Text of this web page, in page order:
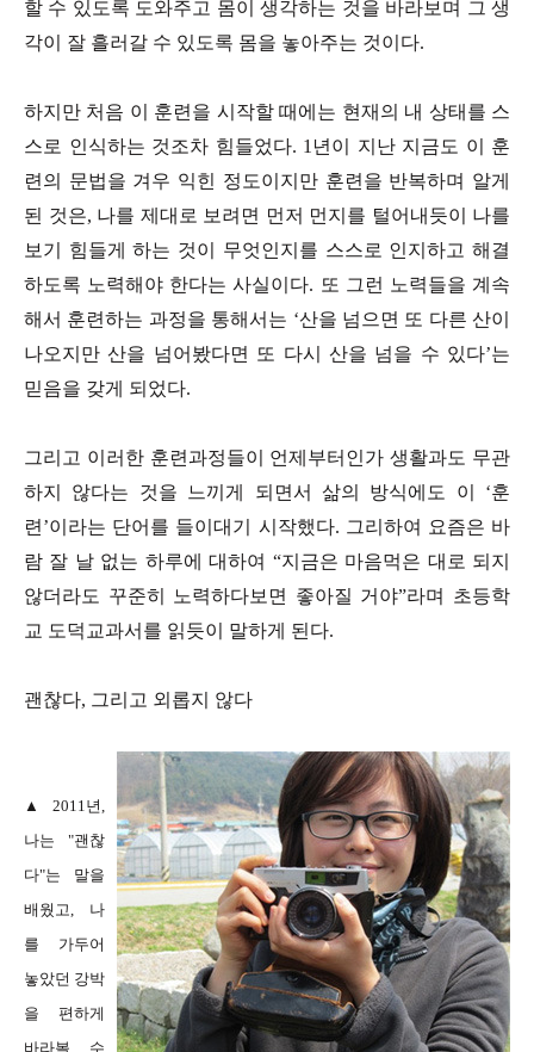
할 수 있도록 도와주고 몸이 생각하는 것을 바라보며 그 생
각이 잘 흘러갈 수 있도록 몸을 놓아주는 것이다.
하지만 처음 이 훈련을 시작할 때에는 현재의 내 상태를 스
스로 인식하는 것조차 힘들었다. 1년이 지난 지금도 이 훈
련의 문법을 겨우 익힌 정도이지만 훈련을 반복하며 알게
된 것은, 나를 제대로 보려면 먼저 먼지를 털어내듯이 나를
보기 힘들게 하는 것이 무엇인지를 스스로 인지하고 해결
하도록 노력해야 한다는 사실이다. 또 그런 노력들을 계속
해서 훈련하는 과정을 통해서는 ‘산을 넘으면 또 다른 산이
나오지만 산을 넘어봤다면 또 다시 산을 넘을 수 있다’는
믿음을 갖게 되었다.
그리고 이러한 훈련과정들이 언제부터인가 생활과도 무관
하지 않다는 것을 느끼게 되면서 삶의 방식에도 이 ‘훈
련’이라는 단어를 들이대기 시작했다. 그리하여 요즘은 바
람 잘 날 없는 하루에 대하여 “지금은 마음먹은 대로 되지
않더라도 꾸준히 노력하다보면 좋아질 거야”라며 초등학
교 도덕교과서를 읽듯이 말하게 된다.
괜찮다, 그리고 외롭지 않다
▲ 2011년,
나는 "괜찮
다"는 말을
배웠고, 나
를 가두어
놓았던 강박
을 편하게
바라볼 수